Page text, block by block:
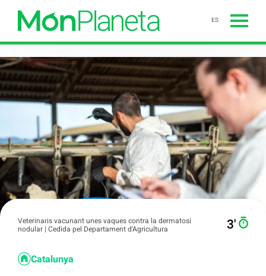
ES
Veterinaris vacunant unes vaques contra la dermatosi
nodular | Cedida pel Departament d'Agricultura
3′
Catalunya